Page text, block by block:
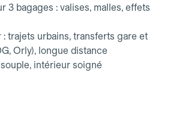
3 bagages : valises, malles, effets
: trajets urbains, transferts gare et
Orly), longue distance
intérieur soigné